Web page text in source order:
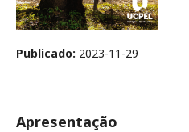
Publicado: 2023-11-29
Apresentação